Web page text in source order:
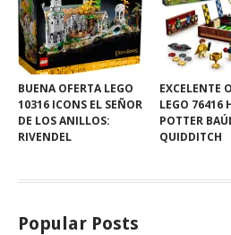
BUENA OFERTA LEGO
10316 ICONS EL SEÑOR
DE LOS ANILLOS:
RIVENDEL
EXCELENTE
LEGO 76416
POTTER
QUIDDITCH
Popular Posts